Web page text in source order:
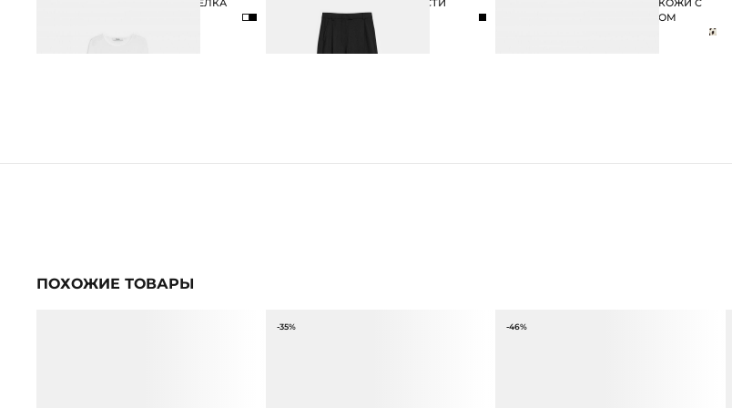
ЛОНГСЛИВ ИЗ МОДАЛА И ШЁЛКА БРЮКИ ИЗ СМЕСОВОЙ ШЕРСТИ
ЛОФЕРЫ ИЗ НАТУРАЛЬНОЙ КОЖИ С
АНИМАЛИСТИЧНЫМ ПРИНТОМ
ПОХОЖИЕ ТОВАРЫ
-35% -46%